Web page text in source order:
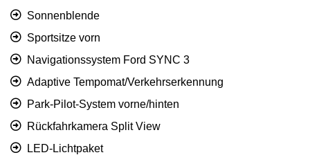
Sonnenblende
Sportsitze vorn
Navigationssystem Ford SYNC 3
Adaptive Tempomat/Verkehrs­erkennung
Park-Pilot-System vorne/hinten
Rückfahrkamera Split View
LED-Lichtpaket